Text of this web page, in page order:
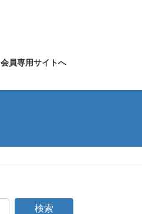
会員専用サイトへ